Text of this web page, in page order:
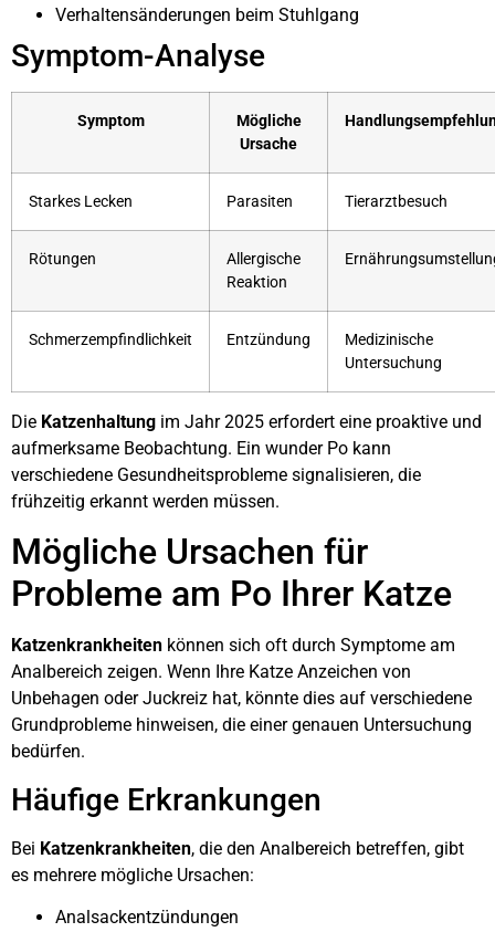
Verhaltensänderungen beim Stuhlgang
Symptom-Analyse
Symptom
Mögliche
Ursache
Starkes Lecken Parasiten Tierarztbesuch
Rötungen
Allergische
Reaktion
Schmerzempfindlichkeit Entzündung
Medizinische
Untersuchung
Die Katzenhaltung im Jahr 2025 erfordert eine proaktive und
aufmerksame Beobachtung. Ein wunder Po kann
verschiedene Gesundheitsprobleme signalisieren, die
frühzeitig erkannt werden müssen.
Mögliche Ursachen für
Probleme am Po Ihrer Katze
Katzenkrankheiten können sich oft durch Symptome am
Analbereich zeigen. Wenn Ihre Katze Anzeichen von
Unbehagen oder Juckreiz hat, könnte dies auf verschiedene
Grundprobleme hinweisen, die einer genauen Untersuchung
bedürfen.
Häufige Erkrankungen
Bei Katzenkrankheiten, die den Analbereich betreffen, gibt
es mehrere mögliche Ursachen:
Analsackentzündungen